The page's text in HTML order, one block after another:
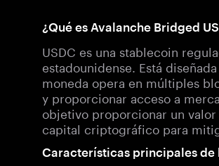
¿Qué es Avalanche Bridged
USDC es una stablecoin
estadounidense. Está
moneda opera en múltiples
y proporcionar acceso a
objetivo proporcionar un
capital criptográfico para
Características principales de